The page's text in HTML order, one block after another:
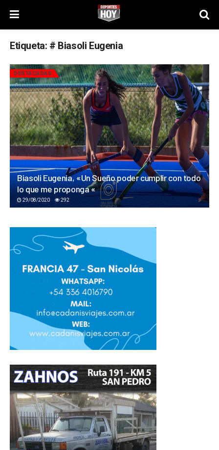
Etiqueta: # Biasoli Eugenia
DESTACADAS
Biasoli Eugenia, «Un Sueño poder cumplir con todo
lo que me proponga «
29/08/2020 292